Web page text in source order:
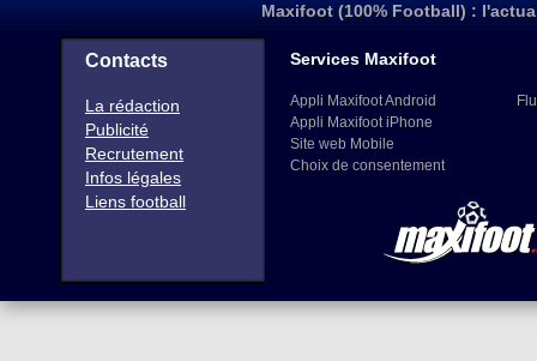
Maxifoot (100% Football) :
Contacts
La rédaction
Publicité
Recrutement
Infos légales
Liens football
Services Maxifoot
Appli Maxifoot Android
Appli Maxifoot iPhone
Site web Mobile
Choix de consentement